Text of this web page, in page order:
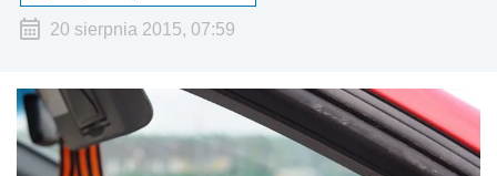
20 sierpnia 2015, 07:59